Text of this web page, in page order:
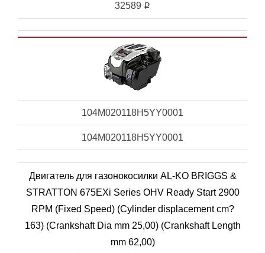
32589 i
104M020118H5YY0001
104M020118H5YY0001
Двигатель для газонокосилки AL-KO BRIGGS &
STRATTON 675EXi Series OHV Ready Start 2900
RPM (Fixed Speed) (Cylinder displacement cm?
163) (Crankshaft Dia mm 25,00) (Crankshaft Length
mm 62,00)